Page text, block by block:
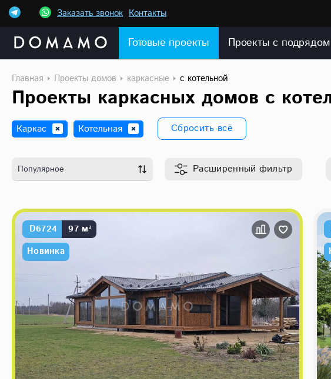
Заказать звонок Контакты
Готовые проекты Проекты с подрядом
Главная Проекты домов каркасные с котельной
Проекты каркасных домов с
Каркас Котельная Сбросить всё
Популярное Расширенный фильтр
D6724
97 м²
Новинка